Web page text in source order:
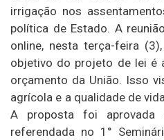
irrigação nos
política de Estado. A
online, nesta terça-feira
objetivo do projeto de lei é
orçamento da União. Isso
agrícola e a qualidade de
A proposta foi aprovada
referendada no 1°